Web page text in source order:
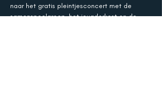
naar het gratis pleintjesconcert met de
samenspeelgroep, het jeugdorkest en de